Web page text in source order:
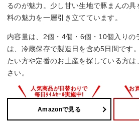
るのが魅力。少し甘い生地で豚まんの
料の魅力を一層引き立てています。
内容量は、2個・4個・6個・10個入りの
は、冷蔵保存で製造日を含め5日間です
たい方や定番のお土産を探している方
さい。
Amazonで見る